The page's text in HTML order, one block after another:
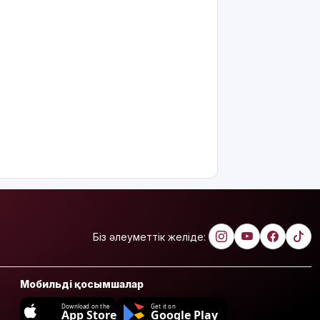
Біз әлеуметтік желіде:
Мобильді қосымшалар
Download on the
App Store
Get it on
Google Play